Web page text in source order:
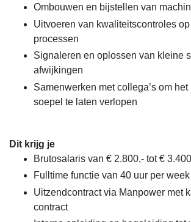
Ombouwen en bijstellen van
Uitvoeren van kwaliteitscontroles
processen
Signaleren en oplossen van kleine
afwijkingen
Samenwerken met collega’s om
soepel te laten verlopen
Dit krijg je
Brutosalaris van € 2.800,- tot €
Fulltime functie van 40 uur per week
Uitzendcontract via Manpower met
contract